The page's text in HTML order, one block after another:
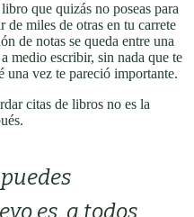
que quizás no poseas para
de miles de otras en tu carrete
de notas se queda entre una
medio escribir, sin nada que te
vez te pareció importante.
citas de libros no es la
es, a todos